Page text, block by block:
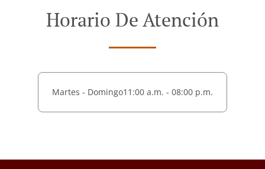
Horario De Atención
Martes - Domingo11:00 a.m. - 08:00 p.m.